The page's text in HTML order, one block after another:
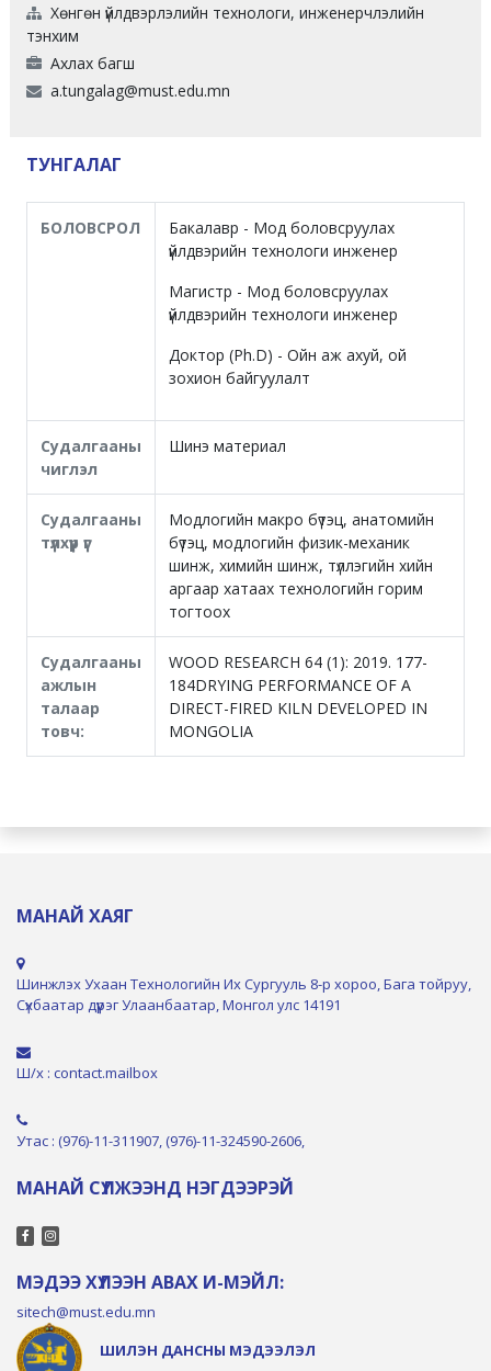
Хөнгөн үйлдвэрлэлийн технологи, инженерчлэлийн
тэнхим
Ахлах багш
a.tungalag@must.edu.mn
ТУНГАЛАГ
БОЛОВСРОЛ
Бакалавр - Мод боловсруулах
үйлдвэрийн технологи инженер
Магистр - Мод боловсруулах
үйлдвэрийн технологи инженер
Доктор (Ph.D) - Ойн аж ахуй, ой
зохион байгуулалт
Судалгааны
чиглэл
Шинэ материал
Судалгааны
түлхүүр үг
Модлогийн макро бүтэц, анатомийн
бүтэц, модлогийн физик-механик
шинж, химийн шинж, түллэгийн хийн
аргаар хатаах технологийн горим
тогтоох
Судалгааны
ажлын
талаар
товч:
WOOD RESEARCH 64 (1): 2019. 177-
184DRYING PERFORMANCE OF A
DIRECT-FIRED KILN DEVELOPED IN
MONGOLIA
МАНАЙ ХАЯГ
Шинжлэх Ухаан Технологийн Их Сургууль 8-р хороо, Бага тойруу,
Сүхбаатар дүүрэг Улаанбаатар, Монгол улс 14191
Ш/х : contact.mailbox
Утас : (976)-11-311907, (976)-11-324590-2606,
МАНАЙ СҮЛЖЭЭНД НЭГДЭЭРЭЙ
МЭДЭЭ ХҮЛЭЭН АВАХ И-МЭЙЛ:
sitech@must.edu.mn
ШИЛЭН ДАНСНЫ МЭДЭЭЛЭЛ